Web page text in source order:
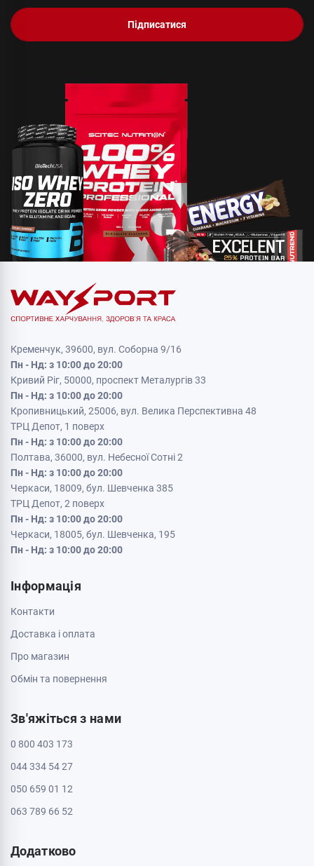
Підписатися
Кременчук, 39600, вул. Соборна 9/16
Пн - Нд: з 10:00 до 20:00
Кривий Ріг, 50000, проспект Металургів 33
Пн - Нд: з 10:00 до 20:00
Кропивницький, 25006, вул. Велика Перспективна 48
ТРЦ Депот, 1 поверх
Пн - Нд: з 10:00 до 20:00
Полтава, 36000, вул. Небесної Сотні 2
Пн - Нд: з 10:00 до 20:00
Черкаси, 18009, бул. Шевченка 385
ТРЦ Депот, 2 поверх
Пн - Нд: з 10:00 до 20:00
Черкаси, 18005, бул. Шевченка, 195
Пн - Нд: з 10:00 до 20:00
Інформація
Контакти
Доставка і оплата
Про магазин
Обмін та повернення
Зв'яжіться з нами
0 800 403 173
044 334 54 27
050 659 01 12
063 789 66 52
Додатково